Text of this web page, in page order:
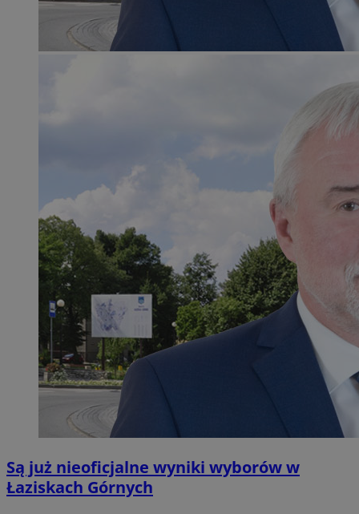
Są już nieoficjalne wyniki wyborów w
Łaziskach Górnych